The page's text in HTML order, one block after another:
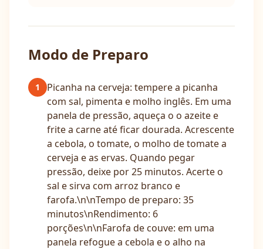
Modo de Preparo
1
Picanha na cerveja: tempere a picanha
com sal, pimenta e molho inglês. Em uma
panela de pressão, aqueça o o azeite e
frite a carne até ficar dourada. Acrescente
a cebola, o tomate, o molho de tomate a
cerveja e as ervas. Quando pegar
pressão, deixe por 25 minutos. Acerte o
sal e sirva com arroz branco e
farofa.\n\nTempo de preparo: 35
minutos\nRendimento: 6
porções\n\nFarofa de couve: em uma
panela refogue a cebola e o alho na